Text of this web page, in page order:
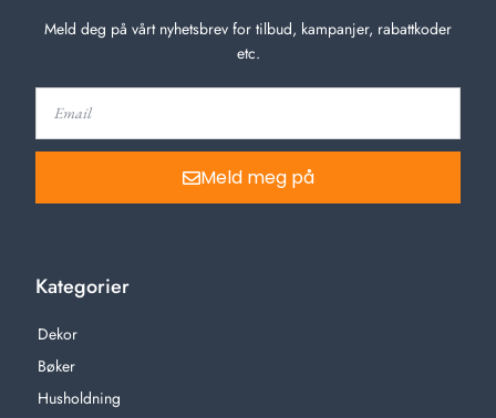
Meld deg på vårt nyhetsbrev for tilbud, kampanjer, rabattkoder
etc.
Meld meg på
Kategorier
Dekor
Bøker
Husholdning